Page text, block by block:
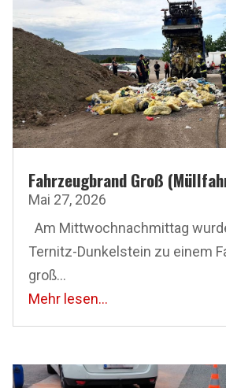
Fahrzeugbrand Groß
Mai 27, 2026
Am Mittwoch­nachmittag
Ternitz-Dunkelstein zu einem
groß...
Mehr lesen...